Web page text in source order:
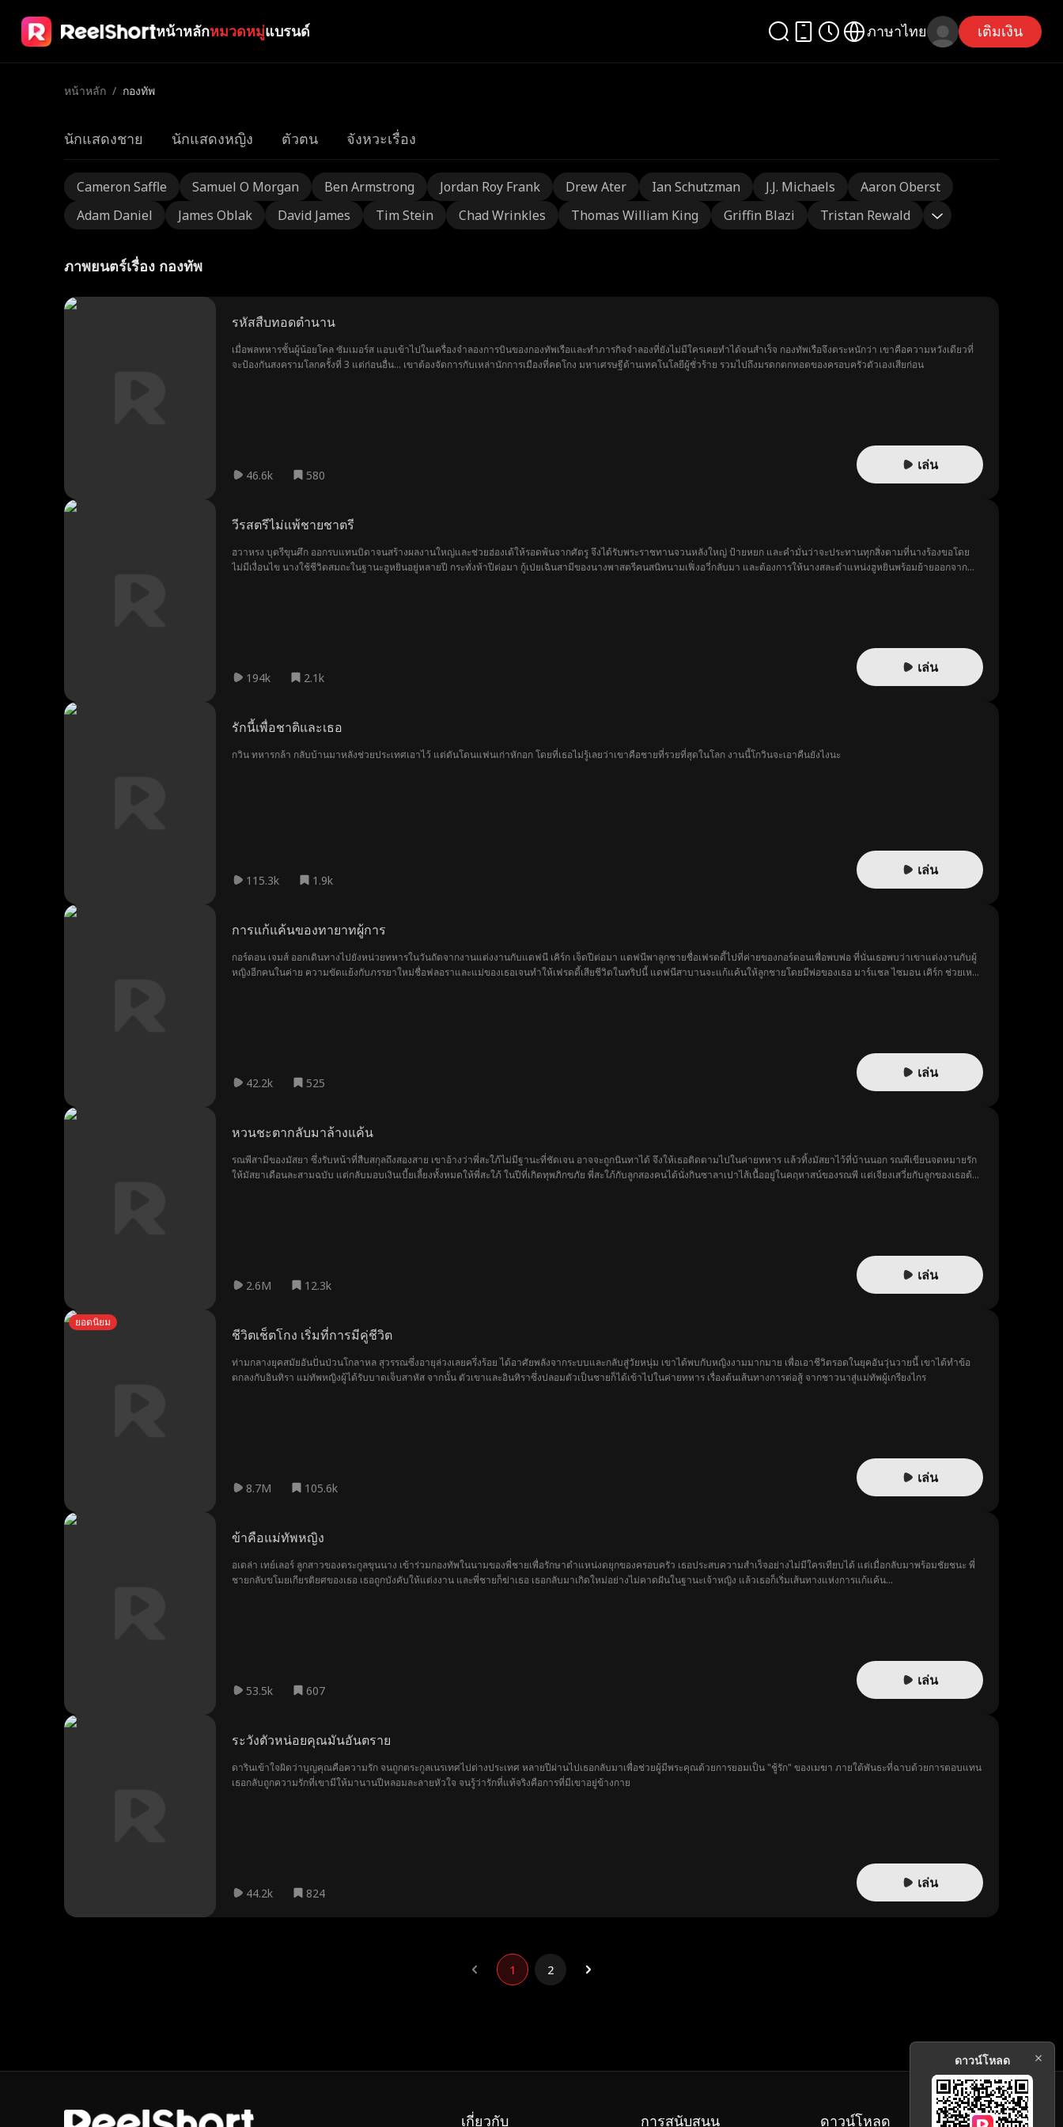
หน้าหลักหมวดหมู่แบรนด์ ภาษาไทย เติมเงิน
หน้าหลัก / กองทัพ
นักแสดงชาย นักแสดงหญิง ตัวตน จังหวะเรื่อง
Cameron Saffle Samuel O Morgan Ben Armstrong Jordan Roy Frank Drew Ater Ian Schutzman J.J. Michaels
Aaron Oberst
Adam Daniel
James Oblak David James Tim Stein Chad Wrinkles Thomas William King Griffin Blazi Tristan Rewald
ภาพยนตร์เรื่อง กองทัพ
รหัสสืบทอดตำนาน
เมื่อพลทหารชั้นผู้น้อยโคล ซัมเมอร์ส แอบเข้าไปในเครื่องจำลองการบินของกองทัพเรือและทำภารกิจจำลองที่ยังไม่มีใครเคยทำได้จนสำเร็จ กองทัพเรือจึงตระหนักว่า เขาคือความหวังเดียวที่
จะป้องกันสงครามโลกครั้งที่ 3 แต่ก่อนอื่น... เขาต้องจัดการกับเหล่านักการเมืองที่คดโกง มหาเศรษฐีด้านเทคโนโลยีผู้ชั่วร้าย รวมไปถึงมรดกตกทอดของครอบครัวตัวเองเสียก่อน
46.6k 580
เล่น
วีรสตรีไม่แพ้ชายชาตรี
ฮวาหรง บุตรีขุนศึก ออกรบแทนบิดาจนสร้างผลงานใหญ่และช่วยฮ่องเต้ให้รอดพ้นจากศัตรู จึงได้รับพระราชทานจวนหลังใหญ่ ป้ายหยก และคำมั่นว่าจะประทานทุกสิ่งตามที่นางร้องขอโดย
ไม่มีเงื่อนไข นางใช้ชีวิตสมถะในฐานะฮูหยินอยู่หลายปี กระทั่งห้าปีต่อมา กู้เป่ยเฉินสามีของนางพาสตรีคนสนิทนามเฟิ่งอวี่กลับมา และต้องการให้นางสละตำแหน่งฮูหยินพร้อมย้ายออกจาก
194k 2.1k
เล่น
รักนี้เพื่อชาติและเธอ
กวิน ทหารกล้า กลับบ้านมาหลังช่วยประเทศเอาไว้ แต่ดันโดนแฟนเก่าหักอก โดยที่เธอไม่รู้เลยว่าเขาคือชายที่รวยที่สุดในโลก งานนี้โกวินจะเอาคืนยังไงนะ
115.3k 1.9k
เล่น
การแก้แค้นของทายาทผู้การ
กอร์ดอน เจมส์ ออกเดินทางไปยังหน่วยทหารในวันถัดจากงานแต่งงานกับแดฟนี เคิร์ก เจ็ดปีต่อมา แดฟนีพาลูกชายชื่อเฟรดดี้ไปที่ค่ายของกอร์ดอนเพื่อพบพ่อ ที่นั่นเธอพบว่าเขาแต่งงานกับผู้
หญิงอีกคนในค่าย ความขัดแย้งกับภรรยาใหม่ชื่อฟลอราและแม่ของเธอเจนทำให้เฟรดดี้เสียชีวิตในทริปนี้ แดฟนีสาบานจะแก้แค้นให้ลูกชายโดยมีพ่อของเธอ มาร์แชล ไซมอน เคิร์ก ช่วยเหลือ
42.2k 525
เล่น
หวนชะตากลับมาล้างแค้น
รณพีสามีของมัสยา ซึ่งรับหน้าที่สืบสกุลถึงสองสาย เขาอ้างว่าพี่สะใภ้ไม่มีฐานะที่ชัดเจน อาจจะถูกนินทาได้ จึงให้เธอติดตามไปในค่ายทหาร แล้วทิ้งมัสยาไว้ที่บ้านนอก รณพีเขียนจดหมายรัก
ให้มัสยาเดือนละสามฉบับ แต่กลับมอบเงินเบี้ยเลี้ยงทั้งหมดให้พี่สะใภ้ ในปีที่เกิดทุพภิกขภัย พี่สะใภ้กับลูกสองคนได้นั่งกินซาลาเปาไส้เนื้ออยู่ในคฤหาสน์ของรณพี แต่เจียงเสวี่ยกับลูกของเธอต้อง
2.6M 12.3k
เล่น
ยอดนิยม
ชีวิตเช็ตโกง เริ่มที่การมีคู่ชีวิต
ท่ามกลางยุคสมัยอันปั่นป่วนโกลาหล สุวรรณซึ่งอายุล่วงเลยครึ่งร้อย ได้อาศัยพลังจากระบบและกลับสู่วัยหนุ่ม เขาได้พบกับหญิงงามมากมาย เพื่อเอาชีวิตรอดในยุคอันวุ่นวายนี้ เขาได้ทำข้อ
ตกลงกับอินทิรา แม่ทัพหญิงผู้ได้รับบาดเจ็บสาหัส จากนั้น ตัวเขาและอินทิราซึ่งปลอมตัวเป็นชายก็ได้เข้าไปในค่ายทหาร เรื่องต้นเส้นทางการต่อสู้ จากชาวนาสู่แม่ทัพผู้เกรียงไกร
8.7M 105.6k
เล่น
ข้าคือแม่ทัพหญิง
อเดล่า เทย์เลอร์ ลูกสาวของตระกูลขุนนาง เข้าร่วมกองทัพในนามของพี่ชายเพื่อรักษาตำแหน่งดยุกของครอบครัว เธอประสบความสำเร็จอย่างไม่มีใครเทียบได้ แต่เมื่อกลับมาพร้อมชัยชนะ พี่
ชายกลับขโมยเกียรติยศของเธอ เธอถูกบังคับให้แต่งงาน และพี่ชายก็ฆ่าเธอ เธอกลับมาเกิดใหม่อย่างไม่คาดฝันในฐานะเจ้าหญิง แล้วเธอก็เริ่มเส้นทางแห่งการแก้แค้น...
53.5k 607
เล่น
ระวังตัวหน่อยคุณมันอันตราย
ดารินเข้าใจผิดว่าบุญคุณคือความรัก จนถูกตระกูลเนรเทศไปต่างประเทศ หลายปีผ่านไปเธอกลับมาเพื่อช่วยผู้มีพระคุณด้วยการยอมเป็น "ชู้รัก" ของเมฆา ภายใต้พันธะที่ฉาบด้วยการตอบแทน
เธอกลับถูกความรักที่เขามีให้มานานปีหลอมละลายหัวใจ จนรู้ว่ารักที่แท้จริงคือการที่มีเขาอยู่ข้างกาย
44.2k 824
เล่น
1 2
เกี่ยวกับ การสนับสนุน ดาวน์โหลด
ดาวน์โหลด